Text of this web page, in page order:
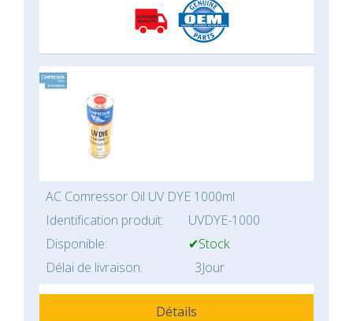
AC Comressor Oil UV DYE 1000ml
Identification produit:
UVDYE-1000
Disponible:
✔Stock
Délai de livraison:
3Jour
Détails